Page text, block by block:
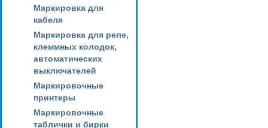
Маркировка для
кабеля
Маркировка для реле,
клеммных колодок,
автоматических
выключателей
Маркировочные
принтеры
Маркировочные
таблички и бирки